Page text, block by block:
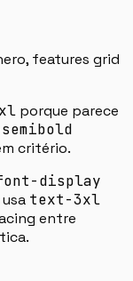
features grid
porque parece
critério.
display
text-3xl
entre